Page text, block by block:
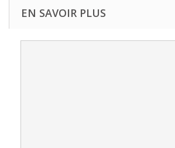
EN SAVOIR PLUS